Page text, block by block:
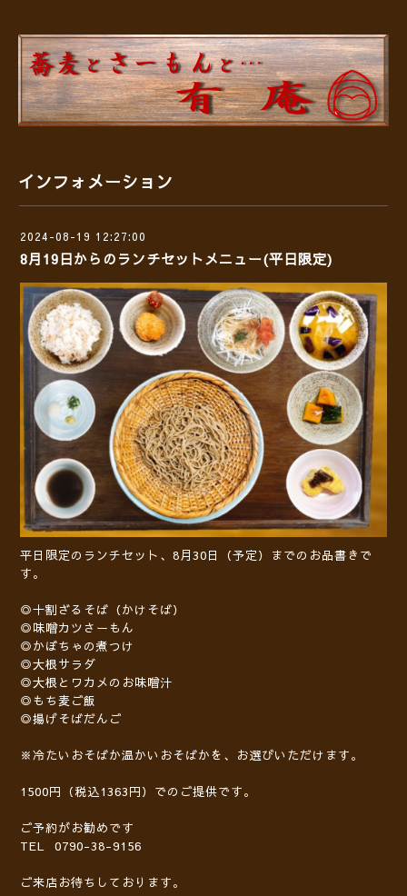
インフォメーション
2024-08-19 12:27:00
8月19日からのランチセットメニュー(平日限定)
平日限定のランチセット、8月30日（予定）までのお品書きで
す。
◎十割ざるそば（かけそば）
◎味噌カツさーもん
◎かぼちゃの煮つけ
◎大根サラダ
◎大根とワカメのお味噌汁
◎もち麦ご飯
◎揚げそばだんご
※冷たいおそばか温かいおそばかを、お選びいただけます。
1500円（税込1363円）でのご提供です。
ご予約がお勧めです
TEL 0790-38-9156
ご来店お待ちしております。